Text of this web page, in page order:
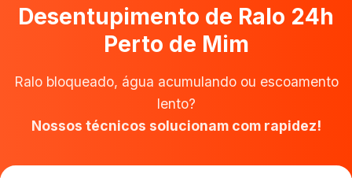
Desentupimento de Ralo 24h
Perto de Mim
Ralo bloqueado, água acumulando ou escoamento
lento?
Nossos técnicos solucionam com rapidez!